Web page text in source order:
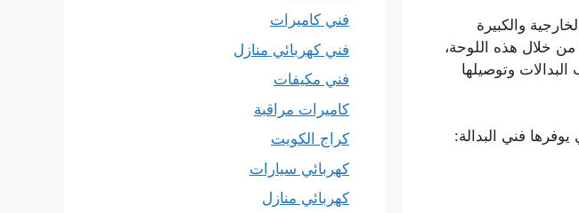
والكبيرة
من خلال هذه اللوحة،
وتوصيلها
فني البدالة:
فني كاميرات
فني كهربائي منازل
فني مكيفات
كاميرات مراقبة
كراج الكويت
كهربائي سيارات
كهربائي منازل